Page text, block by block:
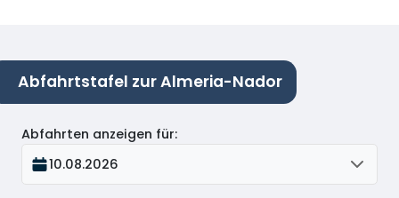
Abfahrtstafel zur Almeria-Nador
Abfahrten anzeigen für:
10.08.2026